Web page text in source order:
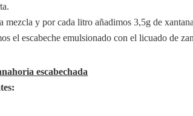
mezcla y por cada litro añadimos 3,5g de
el escabeche emulsionado con el licuado de
escabechada